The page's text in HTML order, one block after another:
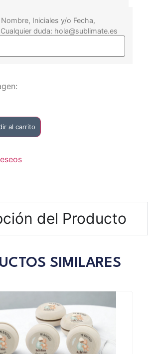
Iniciales y/o Fecha,
duda: hola@sublimate.es
al carrito
del Producto
SIMILARES